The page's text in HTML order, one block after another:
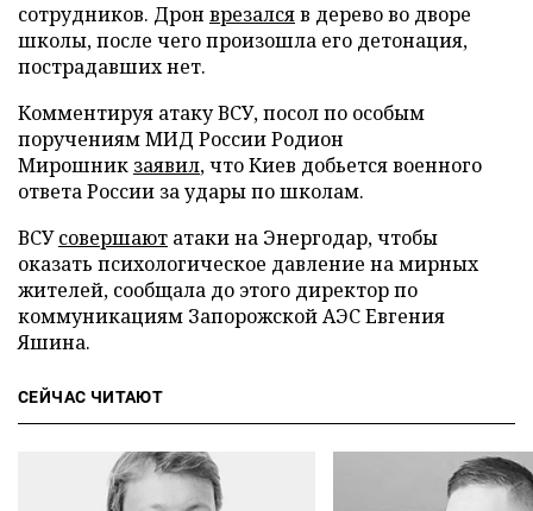
сотрудников. Дрон врезалсяв дерево во дворе
школы, после чего произошла его детонация,
пострадавших нет.
Комментируя атаку ВСУ, посол по особым
поручениям МИД России Родион
Мирошник заявил, что Киев добьется военного
ответа России за удары по школам.
ВСУсовершают атаки на Энергодар, чтобы
оказать психологическое давление на мирных
жителей, сообщала до этого директор по
коммуникациям Запорожской АЭС Евгения
Яшина.
СЕЙЧАС ЧИТАЮТ